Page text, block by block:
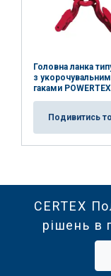
Головна ланка
з
гаками POWERTEX
Подивитись
CERTEX
рішень в